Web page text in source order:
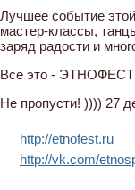
Лучшее событие
мастер-классы,
заряд радости и
Все это - ЭТНОФЕСТ!
Не пропусти! )))) 27
http://etnofest.ru
http://vk.com/